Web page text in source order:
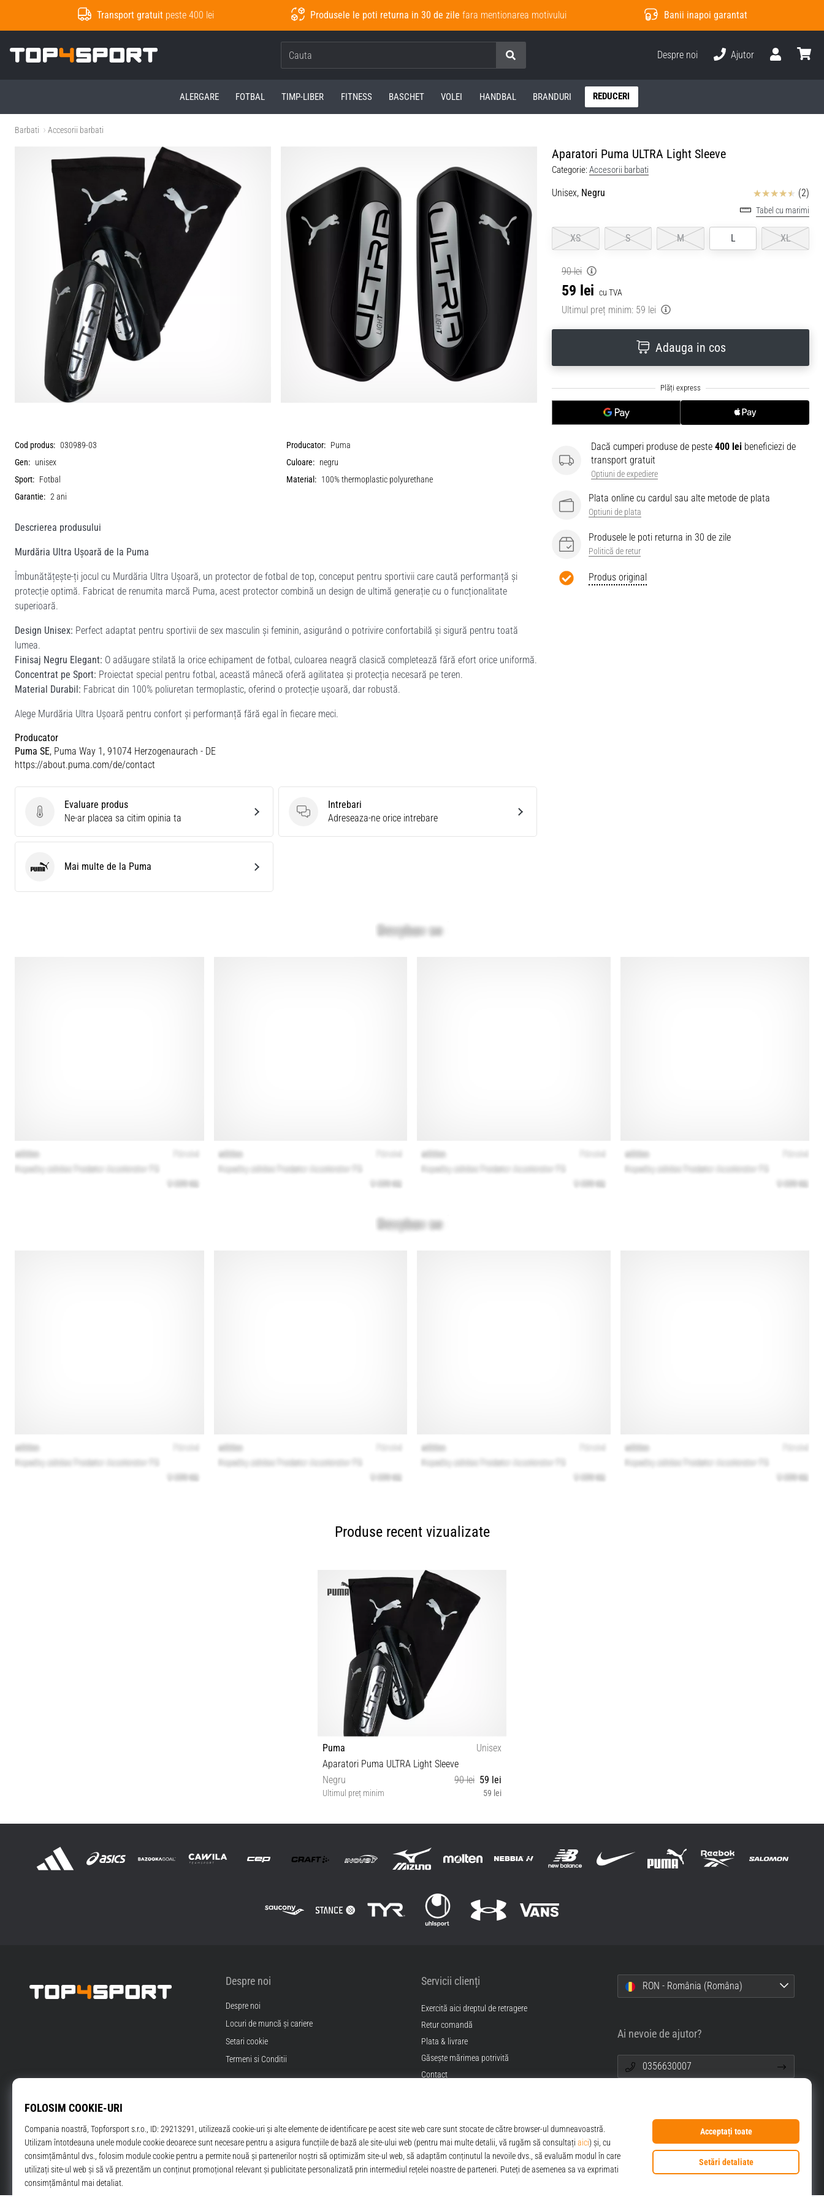
Transport gratuitpeste 400 lei Produsele le poti returna in 30 de zile fara mentionarea motivului Banii inapoi garantat
Top4Sport.ro
Cauta
Despre noi
Ajutor
ALERGARE FOTBAL TIMP-LIBER FITNESS BASCHET VOLEI HANDBAL BRANDURI REDUCERI
Barbati Accesorii barbati
Aparatori Puma ULTRA Light Sleeve
Categorie:Accesorii barbati
Unisex, Negru Review (2)
Tabel cu marimi
XS S M L XL
90 lei
59 lei cu TVA
Ultimul preț minim: 59 lei
Adauga in cos
Dacă cumperi produse de peste 400 lei beneficiezi de
transport gratuit
Optiuni de expediere
Plata online cu cardul sau alte metode de plata
Optiuni de plata
Produsele le poti returna in 30 de zile
Politică de retur
Produs original
Cod produs: 030989-03 Producator: Puma
Gen: unisex Culoare: negru
Sport: Fotbal Material: 100% thermoplastic polyurethane
Garantie: 2 ani
Descrierea produsului
Murdăria Ultra Ușoară de la Puma
Îmbunătățește-ți jocul cu Murdăria Ultra Ușoară, un protector de fotbal de top, conceput pentru sportivii care caută performanță și
protecție optimă. Fabricat de renumita marcă Puma, acest protector combină un design de ultimă generație cu o funcționalitate
superioară.
Design Unisex: Perfect adaptat pentru sportivii de sex masculin și feminin, asigurând o potrivire confortabilă și sigură pentru toată
lumea.
Finisaj Negru Elegant: O adăugare stilată la orice echipament de fotbal, culoarea neagră clasică completează fără efort orice uniformă.
Concentrat pe Sport: Proiectat special pentru fotbal, această mânecă oferă agilitatea și protecția necesară pe teren.
Material Durabil: Fabricat din 100% poliuretan termoplastic, oferind o protecție ușoară, dar robustă.
Alege Murdăria Ultra Ușoară pentru confort și performanță fără egal în fiecare meci.
Producator
Puma SE, Puma Way 1, 91074 Herzogenaurach - DE
https://about.puma.com/de/contact
Evaluare produs
Evaluare produs
Ne-ar placea sa citim opinia ta
Intrebari
Intrebari
Adreseaza-ne orice intrebare
Puma Mai multe de la Puma
Produse recent vizualizate
Puma
Unisex
Aparatori Puma ULTRA Light Sleeve
Negru
90 lei 59 lei
Ultimul preț minim 59 lei
L
Despre noi
Despre noi
Locuri de muncă și cariere
Setari cookie
Termeni si Conditii
Servicii clienți
Exercită aici dreptul de retragere
Retur comandă
Plata & livrare
Găseşte mărimea potrivită
Contact
RON - România (Româna)
Ai nevoie de ajutor?
0356630007